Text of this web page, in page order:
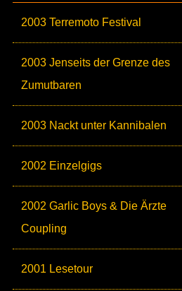
2003 Terremoto Festival
2003 Jenseits der Grenze des
Zumutbaren
2003 Nackt unter Kannibalen
2002 Einzelgigs
2002 Garlic Boys & Die Ärzte
Coupling
2001 Lesetour